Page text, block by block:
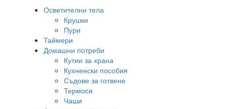
Осветителни тела
Крушки
Пури
Таймери
Домашни потреби
Кутии за храна
Кухненски пособия
Съдове за готвене
Термоси
Чаши